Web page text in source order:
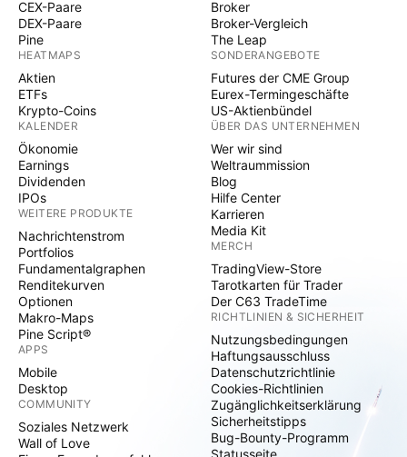
CEX-Paare
DEX-Paare
Pine
HEATMAPS
Aktien
ETFs
Krypto-Coins
KALENDER
Ökonomie
Earnings
Dividenden
IPOs
WEITERE PRODUKTE
Nachrichtenstrom
Portfolios
Fundamentalgraphen
Renditekurven
Optionen
Makro-Maps
Pine Script®
APPS
Mobile
Desktop
COMMUNITY
Soziales Netzwerk
Wall of Love
Broker
Broker-Vergleich
The Leap
SONDERANGEBOTE
Futures der CME Group
Eurex-Termingeschäfte
US-Aktienbündel
ÜBER DAS UNTERNEHMEN
Wer wir sind
Weltraummission
Blog
Hilfe Center
Karrieren
Media Kit
MERCH
TradingView-Store
Tarotkarten für Trader
Der C63 TradeTime
RICHTLINIEN & SICHERHEIT
Nutzungsbedingungen
Haftungsausschluss
Datenschutzrichtlinie
Cookies-Richtlinien
Zugänglichkeitserklärung
Sicherheitstipps
Bug-Bounty-Programm
Statusseite